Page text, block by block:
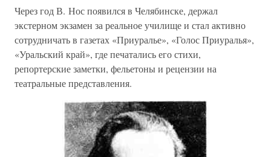
Через год В. Нос появился в Челябинске, держал
экстерном экзамен за реальное училище и стал активно
сотрудничать в газетах «Приуралье», «Голос Приуралья»,
«Уральский край», где печатались его стихи,
репортерские заметки, фельетоны и рецензии на
театральные представления.